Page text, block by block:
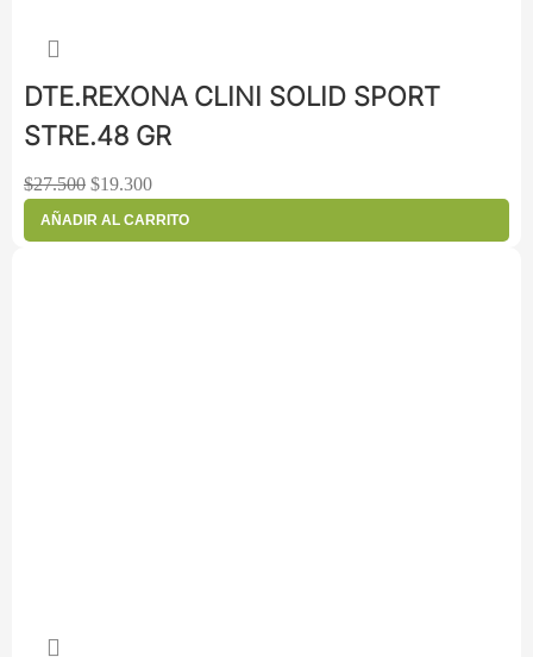
DTE.REXONA CLINI SOLID SPORT
STRE.48 GR
$27.500 $19.300
AÑADIR AL CARRITO